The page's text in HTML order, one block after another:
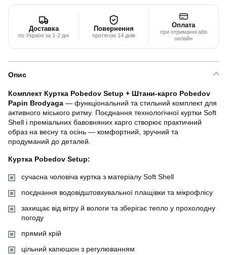
Доставка
по Україні за 1-2 дні
Повернення
протягом 14 днів
Оплата
при отриманні або
онлайн
Опис
Комплект Куртка Pobedov Setup + Штани-карго Pobedov
Papin Brodyaga — функціональний та стильний комплект для
активного міського ритму. Поєднання технологічної куртки Soft
Shell і преміальних бавовняних карго створює практичний
образ на весну та осінь — комфортний, зручний та
продуманий до деталей.
Куртка Pobedov Setup:
сучасна чоловіча куртка з матеріалу Soft Shell
поєднання водовідштовхувальної плащівки та мікрофлісу
захищає від вітру й вологи та зберігає тепло у прохолодну
погоду
прямий крій
цільний капюшон з регулюванням